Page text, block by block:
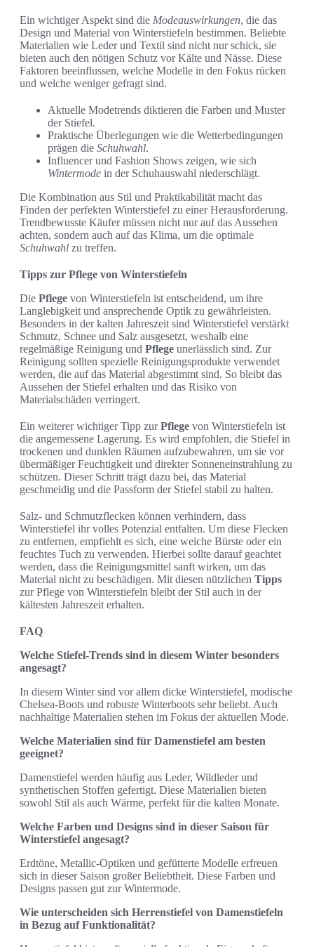
Ein wichtiger Aspekt sind die Modeauswirkungen, die das
Design und Material von Winterstiefeln bestimmen. Beliebte
Materialien wie Leder und Textil sind nicht nur schick, sie
bieten auch den nötigen Schutz vor Kälte und Nässe. Diese
Faktoren beeinflussen, welche Modelle in den Fokus rücken
und welche weniger gefragt sind.
Aktuelle Modetrends diktieren die Farben und Muster
der Stiefel.
Praktische Überlegungen wie die Wetterbedingungen
prägen die Schuhwahl.
Influencer und Fashion Shows zeigen, wie sich
Wintermode in der Schuhauswahl niederschlägt.
Die Kombination aus Stil und Praktikabilität macht das
Finden der perfekten Winterstiefel zu einer Herausforderung.
Trendbewusste Käufer müssen nicht nur auf das Aussehen
achten, sondern auch auf das Klima, um die optimale
Schuhwahl zu treffen.
Tipps zur Pflege von Winterstiefeln
Die Pflege von Winterstiefeln ist entscheidend, um ihre
Langlebigkeit und ansprechende Optik zu gewährleisten.
Besonders in der kalten Jahreszeit sind Winterstiefel verstärkt
Schmutz, Schnee und Salz ausgesetzt, weshalb eine
regelmäßige Reinigung und Pflege unerlässlich sind. Zur
Reinigung sollten spezielle Reinigungsprodukte verwendet
werden, die auf das Material abgestimmt sind. So bleibt das
Aussehen der Stiefel erhalten und das Risiko von
Materialschäden verringert.
Ein weiterer wichtiger Tipp zurPflege von Winterstiefeln ist
die angemessene Lagerung. Es wird empfohlen, die Stiefel in
trockenen und dunklen Räumen aufzubewahren, um sie vor
übermäßiger Feuchtigkeit und direkter Sonneneinstrahlung zu
schützen. Dieser Schritt trägt dazu bei, das Material
geschmeidig und die Passform der Stiefel stabil zu halten.
Salz- und Schmutzflecken können verhindern, dass
Winterstiefel ihr volles Potenzial entfalten. Um diese Flecken
zu entfernen, empfiehlt es sich, eine weiche Bürste oder ein
feuchtes Tuch zu verwenden. Hierbei sollte darauf geachtet
werden, dass die Reinigungsmittel sanft wirken, um das
Material nicht zu beschädigen. Mit diesen nützlichen Tipps
zur Pflege von Winterstiefeln bleibt der Stil auch in der
kältesten Jahreszeit erhalten.
FAQ
Welche Stiefel-Trends sind in diesem Winter besonders
angesagt?
In diesem Winter sind vor allem dicke Winterstiefel, modische
Chelsea-Boots und robuste Winterboots sehr beliebt. Auch
nachhaltige Materialien stehen im Fokus der aktuellen Mode.
Welche Materialien sind für Damenstiefel am besten
geeignet?
Damenstiefel werden häufig aus Leder, Wildleder und
synthetischen Stoffen gefertigt. Diese Materialien bieten
sowohl Stil als auch Wärme, perfekt für die kalten Monate.
Welche Farben und Designs sind in dieser Saison für
Winterstiefel angesagt?
Erdtöne, Metallic-Optiken und gefütterte Modelle erfreuen
sich in dieser Saison großer Beliebtheit. Diese Farben und
Designs passen gut zur Wintermode.
Wie unterscheiden sich Herrenstiefel von Damenstiefeln
in Bezug auf Funktionalität?